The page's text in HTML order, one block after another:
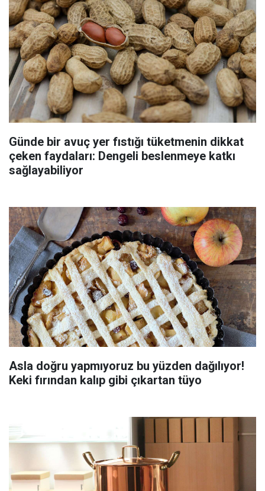
Günde bir avuç yer fıstığı tüketmenin dikkat
çeken faydaları: Dengeli beslenmeye katkı
sağlayabiliyor
Asla doğru yapmıyoruz bu yüzden dağılıyor!
Keki fırından kalıp gibi çıkartan tüyo